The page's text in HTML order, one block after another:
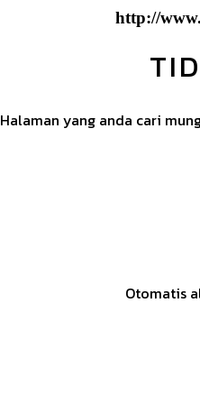
http://
Halaman yang anda cari
Otomatis